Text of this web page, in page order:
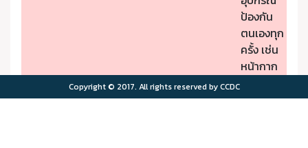
ป้องกัน
ตนเองทุก
ครั้ง เช่น
หน้ากาก
PM2.5
Copyright © 2017. All rights reserved by CCDC